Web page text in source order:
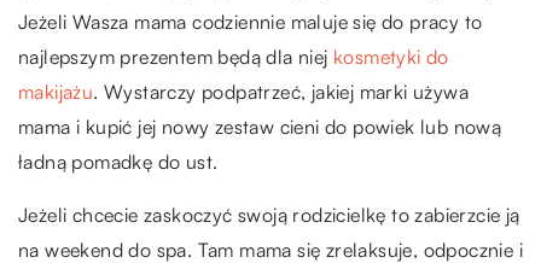
Jeżeli Wasza mama codziennie maluje się do pracy to
najlepszym prezentem będą dla niej kosmetyki do
makijażu. Wystarczy podpatrzeć, jakiej marki używa
mama i kupić jej nowy zestaw cieni do powiek lub nową
ładną pomadkę do ust.
Jeżeli chcecie zaskoczyć swoją rodzicielkę to zabierzcie ją
na weekend do spa. Tam mama się zrelaksuje, odpocznie i